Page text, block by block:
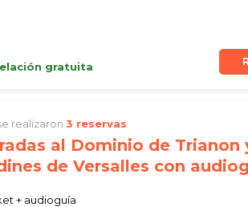
gratuita
realizaron 3 reservas
al Dominio de Trianon
de Versalles con
+ audioguía